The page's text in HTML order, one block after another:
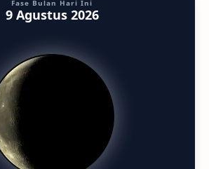
Fase Bulan Hari Ini
9 Agustus 2026